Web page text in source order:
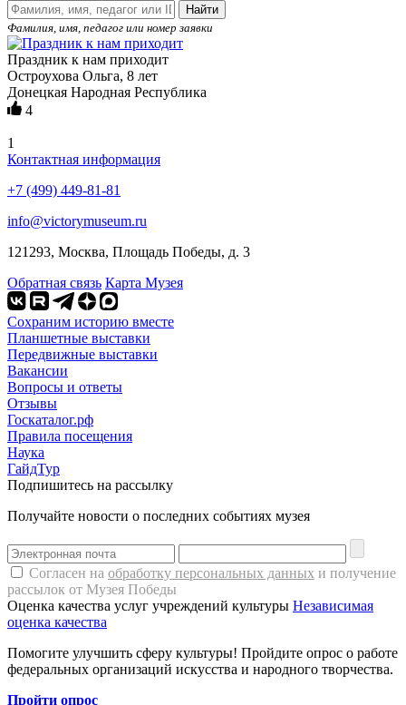
Найти
Фамилия, имя, педагог или номер заявки
Праздник к нам приходит
Остроухова Ольга, 8 лет
Донецкая Народная Республика
4
1
Контактная информация
+7 (499) 449-81-81
info@victorymuseum.ru
121293, Москва, Площадь Победы, д. 3
Обратная связь Карта Музея
Сохраним историю вместе
Планшетные выставки
Передвижные выставки
Вакансии
Вопросы и ответы
Отзывы
Госкаталог.рф
Правила посещения
Наука
ГайдТур
Подпишитесь на рассылку
Получайте новости о последних событиях музея
Согласен на обработку персональных данных и получение
рассылок от Музея Победы
Оценка качества услуг учреждений культуры Независимая
оценка качества
Помогите улучшить сферу культуры! Пройдите опрос о работе
федеральных организаций искусства и народного творчества.
Пройти опрос